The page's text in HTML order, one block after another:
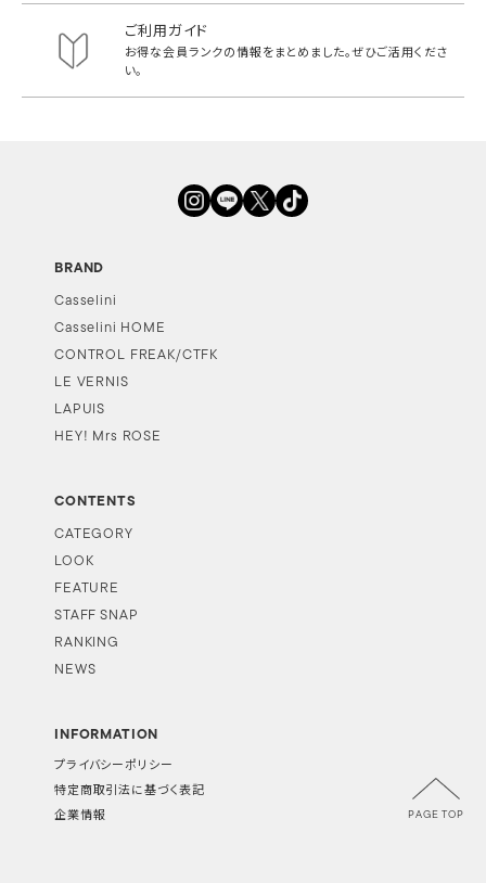
ご利用ガイド
お得な会員ランクの情報をまとめました。ぜひご活用くださ
い。
BRAND
Casselini
Casselini HOME
CONTROL FREAK/CTFK
LE VERNIS
LAPUIS
HEY! Mrs ROSE
CONTENTS
CATEGORY
LOOK
FEATURE
STAFF SNAP
RANKING
NEWS
INFORMATION
プライバシーポリシー
特定商取引法に基づく表記
企業情報 PAGE TOP